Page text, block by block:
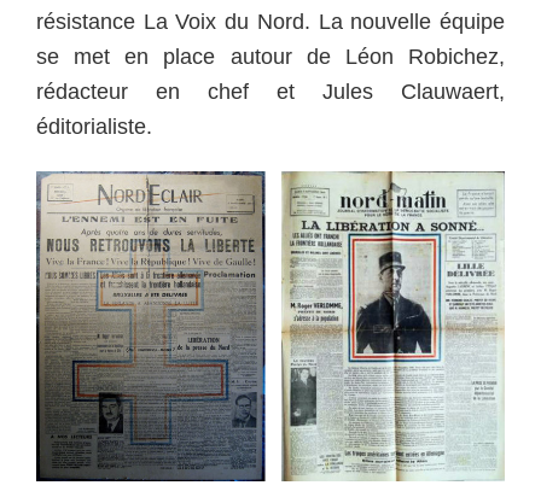
résistance La Voix du Nord. La nouvelle équipe
se met en place autour de Léon Robichez,
rédacteur en chef et Jules Clauwaert,
éditorialiste.